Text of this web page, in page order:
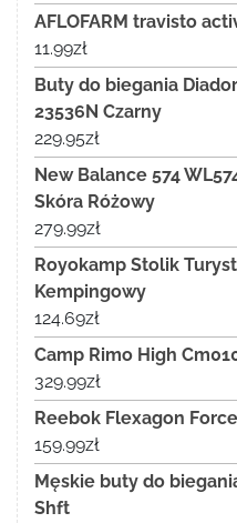
AFLOFARM travisto
11.99zł
Buty do biegania
23536N Czarny
229.95zł
New Balance 574
Skóra Różowy
279.99zł
Royokamp Stolik
Kempingowy
124.69zł
Camp Rimo High
329.99zł
Reebok Flexagon
159.99zł
Męskie buty do
Shft